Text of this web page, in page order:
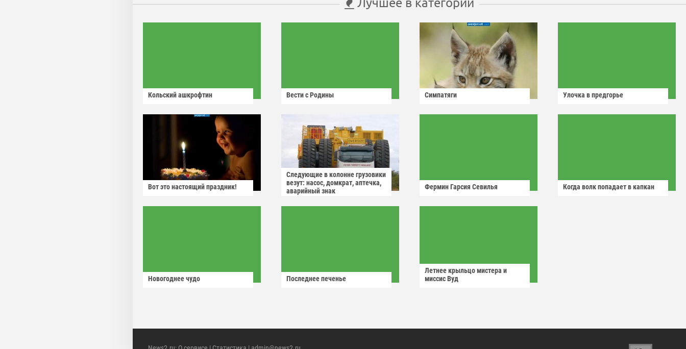
Кольский ашкрофтин Вести с Родины Симпатяги Улочка в предгорье
Вот это настоящий праздник!
Следующие в колонне грузовики
везут: насос, домкрат, аптечка,
аварийный знак
Фермин Гарсия Севилья Когда волк попадает в капкан
Новогоднее чудо Последнее печенье
Летнее крыльцо мистера и
миссис Вуд